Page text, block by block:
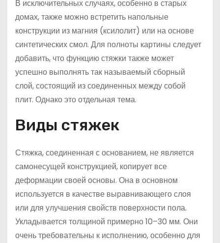
В исключительных случаях, особенно в старых
домах, также можно встретить напольные
конструкции из магния (ксилолит) или на основе
синтетических смол. Для полноты картины следует
добавить, что функцию стяжки также может
успешно выполнять так называемый сборный
слой, состоящий из соединенных между собой
плит. Однако это отдельная тема.
Виды стяжек
Стяжка, соединенная с основанием, не является
самонесущей конструкцией, копирует все
деформации своей основы. Она в основном
используется в качестве выравнивающего слоя
или для улучшения свойств поверхности пола.
Укладывается толщиной примерно 10–30 мм. Они
очень требовательны к исполнению, особенно для